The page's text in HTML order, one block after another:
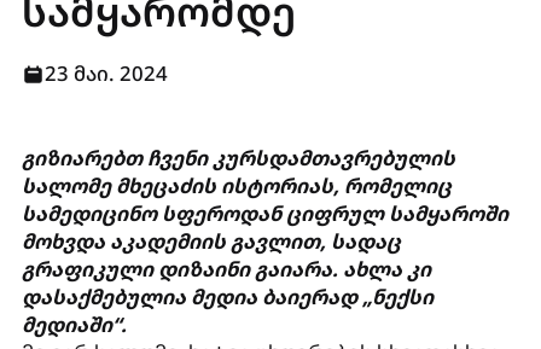
23 მაი. 2024
გიზიარებთ ჩვენი კურსდამთავრებულის
სალომე მხეცაძის ისტორიას, რომელიც
სამედიცინო სფეროდან ციფრულ სამყაროში
მოხვდა აკადემიის გავლით, სადაც
გრაფიკული დიზაინი გაიარა. ახლა კი
დასაქმებულია მედია ბაიერად „ნექსი
მედიაში“.